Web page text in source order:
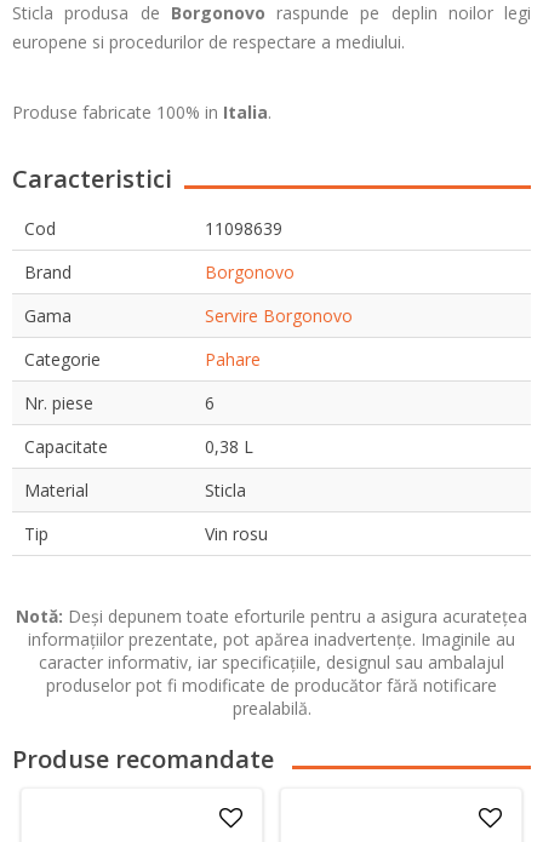
Sticla produsa de Borgonovo raspunde pe deplin noilor legi
europene si procedurilor de respectare a mediului.
Produse fabricate 100% in Italia.
Caracteristici
Cod
11098639
Brand
Borgonovo
Gama
Servire Borgonovo
Categorie
Pahare
Nr. piese
6
Capacitate
0,38 L
Material
Sticla
Tip
Vin rosu
Notă: Deși depunem toate eforturile pentru a asigura acuratețea
informațiilor prezentate, pot apărea inadvertențe. Imaginile au
caracter informativ, iar specificațiile, designul sau ambalajul
produselor pot fi modificate de producător fără notificare
prealabilă.
Produse recomandate